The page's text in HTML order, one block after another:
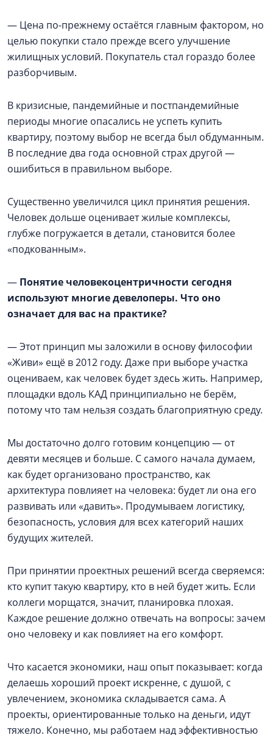
— Цена по-прежнему остаётся главным фактором, но
целью покупки стало прежде всего улучшение
жилищных условий. Покупатель стал гораздо более
разборчивым.
В кризисные, пандемийные и постпандемийные
периоды многие опасались не успеть купить
квартиру, поэтому выбор не всегда был обдуманным.
В последние два года основной страх другой —
ошибиться в правильном выборе.
Существенно увеличился цикл принятия решения.
Человек дольше оценивает жилые комплексы,
глубже погружается в детали, становится более
«подкованным».
— Понятие человекоцентричности сегодня
используют многие девелоперы. Что оно
означает для вас на практике?
— Этот принцип мы заложили в основу философии
«Живи» ещё в 2012 году. Даже при выборе участка
оцениваем, как человек будет здесь жить. Например,
площадки вдоль КАД принципиально не берём,
потому что там нельзя создать благоприятную среду.
Мы достаточно долго готовим концепцию — от
девяти месяцев и больше. С самого начала думаем,
как будет организовано пространство, как
архитектура повлияет на человека: будет ли она его
развивать или «давить». Продумываем логистику,
безопасность, условия для всех категорий наших
будущих жителей.
При принятии проектных решений всегда сверяемся:
кто купит такую квартиру, кто в ней будет жить. Если
коллеги морщатся, значит, планировка плохая.
Каждое решение должно отвечать на вопросы: зачем
оно человеку и как повлияет на его комфорт.
Что касается экономики, наш опыт показывает: когда
делаешь хороший проект искренне, с душой, с
увлечением, экономика складывается сама. А
проекты, ориентированные только на деньги, идут
тяжело. Конечно, мы работаем над эффективностью